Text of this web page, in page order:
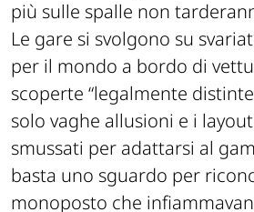
più sulle spalle non
Le gare si svolgono su
per il mondo a bordo di
scoperte “legalmente
solo vaghe allusioni e i
smussati per adattarsi al
basta uno sguardo per
monoposto che